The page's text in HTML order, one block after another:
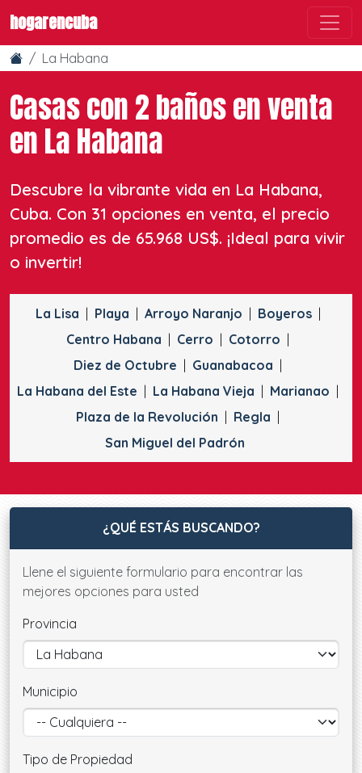
hogarencuba
La Habana
Casas con 2 baños en venta
en La Habana
Descubre la vibrante vida en La Habana,
Cuba. Con 31 opciones en venta, el precio
promedio es de 65.968 US$. ¡Ideal para vivir
o invertir!
La Lisa Playa Arroyo Naranjo
Boyeros
Centro Habana
Cerro
Cotorro
Diez de Octubre
Guanabacoa
La Habana del Este
La Habana Vieja
Marianao
Plaza de la Revolución
Regla
San Miguel del Padrón
¿QUÉ ESTÁS BUSCANDO?
Llene el siguiente formulario para encontrar las
mejores opciones para usted
Provincia
Municipio
Tipo de Propiedad